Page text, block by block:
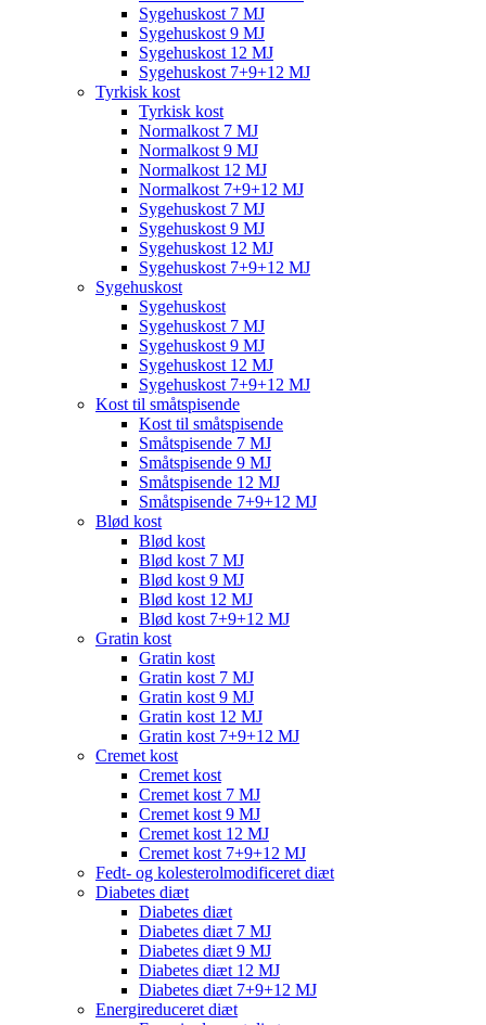
Sygehuskost 7 MJ
Sygehuskost 9 MJ
Sygehuskost 12 MJ
Sygehuskost 7+9+12 MJ
Tyrkisk kost
Tyrkisk kost
Normalkost 7 MJ
Normalkost 9 MJ
Normalkost 12 MJ
Normalkost 7+9+12 MJ
Sygehuskost 7 MJ
Sygehuskost 9 MJ
Sygehuskost 12 MJ
Sygehuskost 7+9+12 MJ
Sygehuskost
Sygehuskost
Sygehuskost 7 MJ
Sygehuskost 9 MJ
Sygehuskost 12 MJ
Sygehuskost 7+9+12 MJ
Kost til småtspisende
Kost til småtspisende
Småtspisende 7 MJ
Småtspisende 9 MJ
Småtspisende 12 MJ
Småtspisende 7+9+12 MJ
Blød kost
Blød kost
Blød kost 7 MJ
Blød kost 9 MJ
Blød kost 12 MJ
Blød kost 7+9+12 MJ
Gratin kost
Gratin kost
Gratin kost 7 MJ
Gratin kost 9 MJ
Gratin kost 12 MJ
Gratin kost 7+9+12 MJ
Cremet kost
Cremet kost
Cremet kost 7 MJ
Cremet kost 9 MJ
Cremet kost 12 MJ
Cremet kost 7+9+12 MJ
Fedt- og kolesterolmodificeret diæt
Diabetes diæt
Diabetes diæt
Diabetes diæt 7 MJ
Diabetes diæt 9 MJ
Diabetes diæt 12 MJ
Diabetes diæt 7+9+12 MJ
Energireduceret diæt